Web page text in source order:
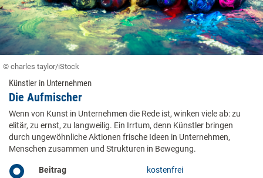
© charles taylor/iStock
Künstler in Unternehmen
Die Aufmischer
Wenn von Kunst in Unternehmen die Rede ist, winken viele ab: zu
elitär, zu ernst, zu langweilig. Ein Irrtum, denn Künstler bringen
durch ungewöhnliche Aktionen frische Ideen in Unternehmen,
Menschen zusammen und Strukturen in Bewegung.
Beitrag kostenfrei